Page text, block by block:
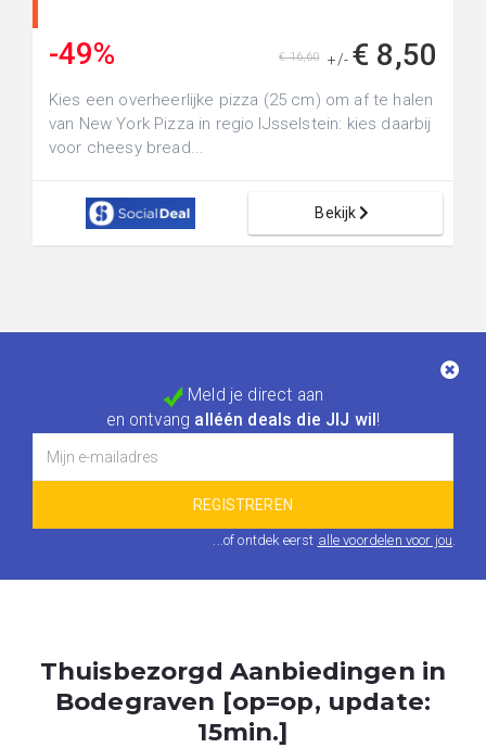
-49% +/- € 8,50
€ 16,60
Kies een overheerlijke pizza (25 cm) om af te halen
van New York Pizza in regio IJsselstein: kies daarbij
voor cheesy bread...
Bekijk
Meld je direct aan
en ontvang alléén deals die JIJ wil !
...of ontdek eerst alle voordelen voor jou.
Thuisbezorgd Aanbiedingen in
Bodegraven [op=op, update:
15min.]